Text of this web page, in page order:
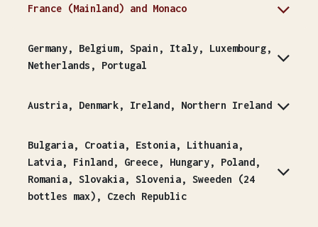
France (Mainland) and Monaco
Germany, Belgium, Spain, Italy, Luxembourg,
Netherlands, Portugal
Austria, Denmark, Ireland, Northern Ireland
Bulgaria, Croatia, Estonia, Lithuania,
Latvia, Finland, Greece, Hungary, Poland,
Romania, Slovakia, Slovenia, Sweeden (24
bottles max), Czech Republic